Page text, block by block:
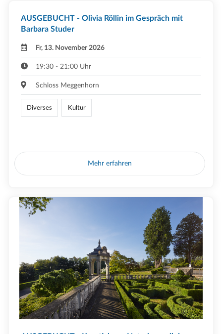
AUSGEBUCHT - Olivia Röllin im Gespräch mit
Barbara Studer
Fr, 13. November 2026
19:30 - 21:00 Uhr
Schloss Meggenhorn
Diverses Kultur
Mehr erfahren